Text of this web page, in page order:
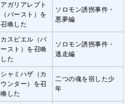
アガリアレプト
（バースト）を
召喚した
ソロモン誘拐事件・
悪夢編
カスピエル（バ
ースト）を召喚
した
ソロモン誘拐事件・
逃走編
シャミハザ（カ
ウンター）を召
喚した
二つの魂を宿した少
年